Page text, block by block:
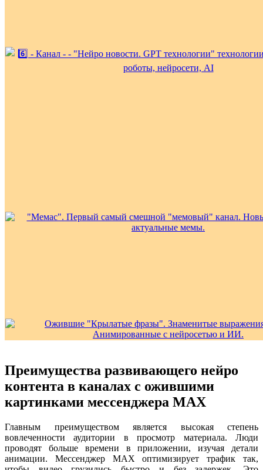
Преимущества развивающего нейро
контента в каналах с ожившими
картинками мессенджера MAX
Главным преимуществом является высокая степень
вовлеченности аудитории в просмотр материала. Люди
проводят больше времени в приложении, изучая детали
анимации. Мессенджер MAX оптимизирует трафик так,